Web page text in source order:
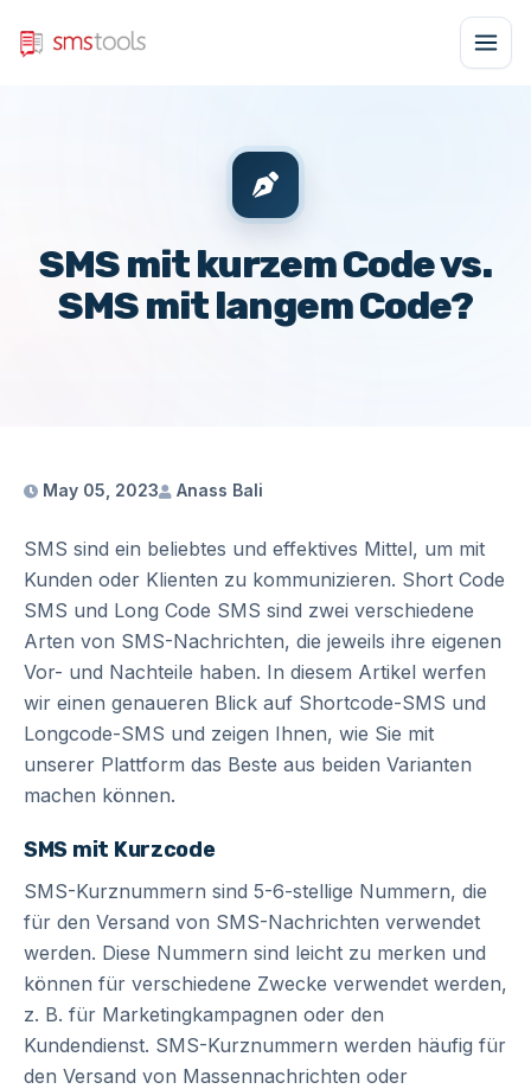
SMS mit kurzem Code vs.
SMS mit langem Code?
May 05, 2023 Anass Bali
SMS sind ein beliebtes und effektives Mittel, um mit
Kunden oder Klienten zu kommunizieren. Short Code
SMS und Long Code SMS sind zwei verschiedene
Arten von SMS-Nachrichten, die jeweils ihre eigenen
Vor- und Nachteile haben. In diesem Artikel werfen
wir einen genaueren Blick auf Shortcode-SMS und
Longcode-SMS und zeigen Ihnen, wie Sie mit
unserer Plattform das Beste aus beiden Varianten
machen können.
SMS mit Kurzcode
SMS-Kurznummern sind 5-6-stellige Nummern, die
für den Versand von SMS-Nachrichten verwendet
werden. Diese Nummern sind leicht zu merken und
können für verschiedene Zwecke verwendet werden,
z. B. für Marketingkampagnen oder den
Kundendienst. SMS-Kurznummern werden häufig für
den Versand von Massennachrichten oder